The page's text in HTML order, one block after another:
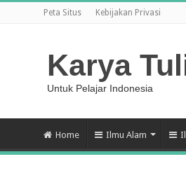
Peta Situs Kebijakan Privasi
Karya
Untuk Pelajar Indonesia
Home Ilmu Alam